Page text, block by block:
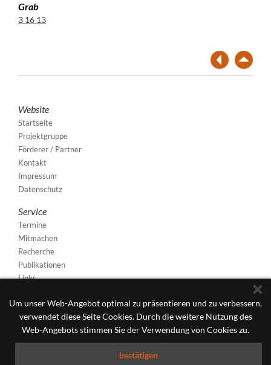
Um unser Web-Angebot optimal zu präsentieren und zu verbessern,
verwendet diese Seite Cookies. Durch die weitere Nutzung des
Web-Angebots stimmen Sie der Verwendung von Cookies zu.
bestätigen
Grab
3 16 13
Website
Startseite
Projektgruppe
Förderer / Partner
Kontakt
Impressum
Datenschutz
Service
Termine
Mitmachen
Recherche
Publikationen
Links